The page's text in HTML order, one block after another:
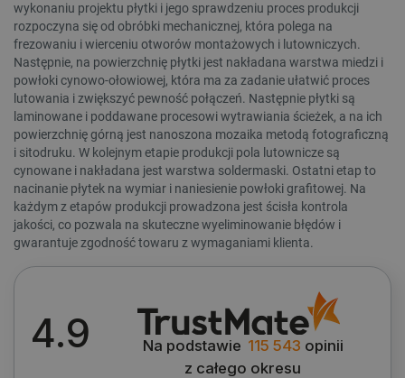
Cena
4.9 Na podstawie 115 543 opinii
z całego okresu
wykonaniu projektu płytki i jego sprawdzeniu proces produkcji
rozpoczyna się od obróbki mechanicznej, która polega na
frezowaniu i wierceniu otworów montażowych i lutowniczych.
Następnie, na powierzchnię płytki jest nakładana warstwa miedzi i
powłoki cynowo-ołowiowej, która ma za zadanie ułatwić proces
lutowania i zwiększyć pewność połączeń. Następnie płytki są
laminowane i poddawane procesowi wytrawiania ścieżek, a na ich
powierzchnię górną jest nanoszona mozaika metodą fotograficzną
i sitodruku. W kolejnym etapie produkcji pola lutownicze są
cynowane i nakładana jest warstwa soldermaski. Ostatni etap to
nacinanie płytek na wymiar i naniesienie powłoki grafitowej. Na
każdym z etapów produkcji prowadzona jest ścisła kontrola
jakości, co pozwala na skuteczne wyeliminowanie błędów i
gwarantuje zgodność towaru z wymaganiami klienta.